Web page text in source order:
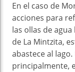
En el caso de
acciones para
las ollas de
de La Mintzita,
abastece al
principalmente,